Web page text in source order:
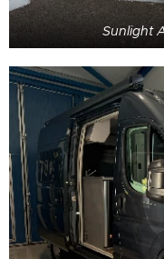
Sunlight